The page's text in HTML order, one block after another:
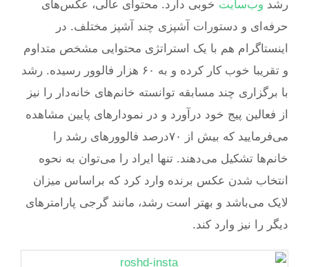
رشدوب‌سایتخوبی دارد. محتوای عالی، عکس‌های
حرفه‌ای و دستورات آشپزی چند آشپز مختلف. در
اینستاگرام هم با یک استراتژی محتوایی مشخص متداوم
و تقریبا خوب کار کرده و به ۶۰ هزار فالوور رسیده. رشد
با برگزاری چند مسابقه توانسته خانم‌های خانه‌دار را نیز
از فعالین پیج خود درآورد و در نمودارهای پایین مشاهده
می‌فرمایید که بیش از ۷۰درصد فالوورهای رشد را
خانم‌ها تشکیل می‌دهند. تنها ایراد را می‌توان به نحوه
انتخاب شدن عکس برنده وارد کرد که براساس میزان
لایک می‌باشد و بهتر است رشد، مانند گرجی پارامترهای
دیگر را نیز وارد کند.